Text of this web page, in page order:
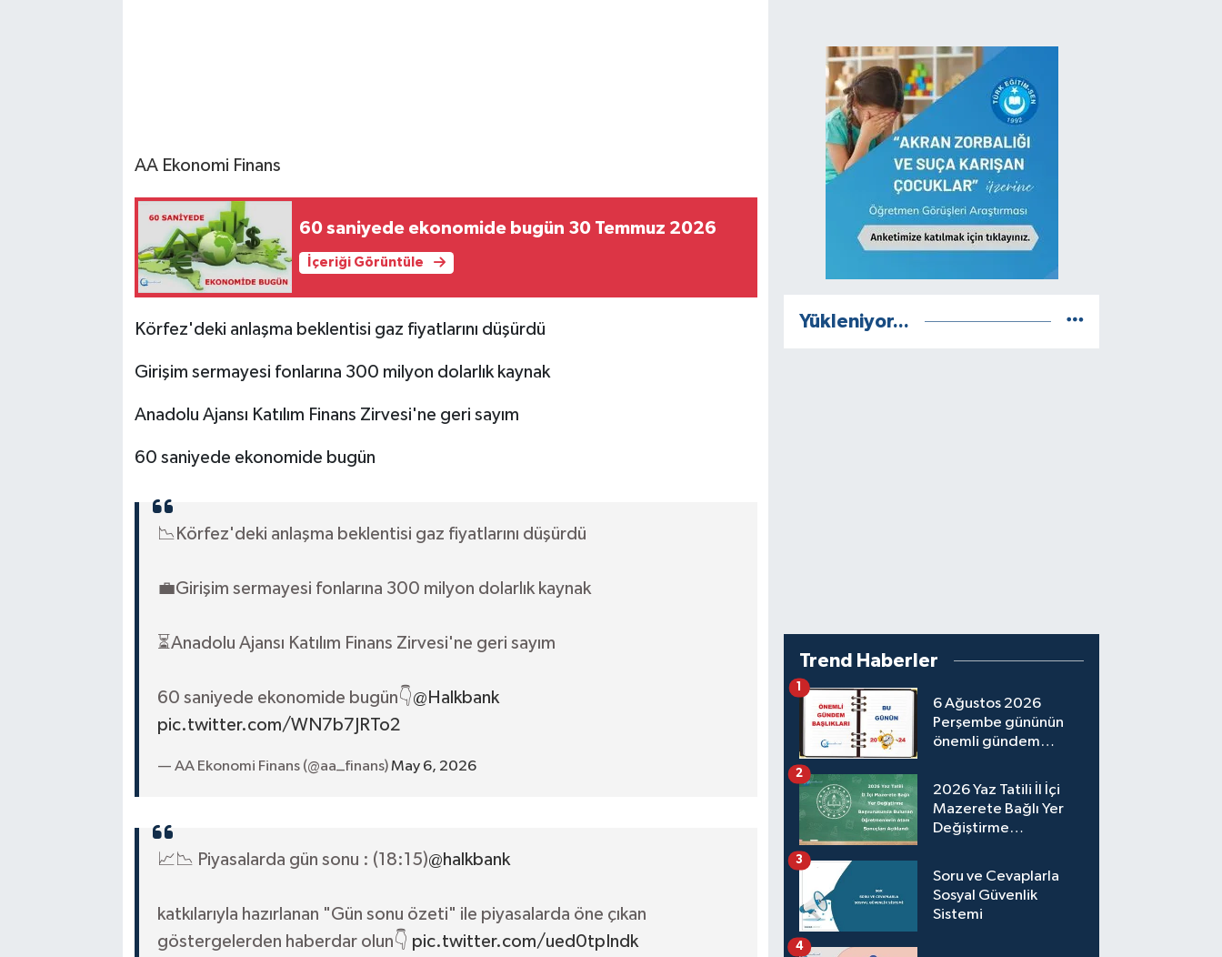
AA Ekonomi Finans
60 saniyede ekonomide bugün 30 Temmuz 2026
İçeriği Görüntüle
Körfez'deki anlaşma beklentisi gaz fiyatlarını düşürdü
Girişim sermayesi fonlarına 300 milyon dolarlık kaynak
Anadolu Ajansı Katılım Finans Zirvesi'ne geri sayım
60 saniyede ekonomide bugün
📉Körfez'deki anlaşma beklentisi gaz fiyatlarını düşürdü
💼Girişim sermayesi fonlarına 300 milyon dolarlık kaynak
⏳Anadolu Ajansı Katılım Finans Zirvesi'ne geri sayım
60 saniyede ekonomide bugün👇@Halkbank
pic.twitter.com/WN7b7JRTo2
— AA Ekonomi Finans (@aa_finans)May 6, 2026
📈📉 Piyasalarda gün sonu : (18:15)@halkbank
katkılarıyla hazırlanan "Gün sonu özeti" ile piyasalarda öne çıkan
göstergelerden haberdar olun👇 pic.twitter.com/ued0tpIndk
Yükleniyor...
Trend Haberler
6 Ağustos 2026
Perşembe gününün
önemli gündem
1
2026 Yaz Tatili İl İçi
Mazerete Bağlı Yer
Değiştirme
Atama Sonuçları
Açıklandı
2
Soru ve Cevaplarla
Sosyal Güvenlik
Sistemi
3
4